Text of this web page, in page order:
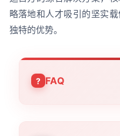
略落地和人才吸引的坚实
独特的优势。
FAQ